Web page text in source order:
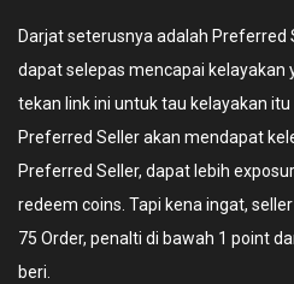
Darjat seterusnya adalah Preferred
dapat selepas mencapai kelayakan
tekan link ini untuk tau kelayakan
Preferred Seller akan mendapat
Preferred Seller, dapat lebih
redeem coins. Tapi kena ingat,
75 Order, penalti di bawah 1 point
beri.